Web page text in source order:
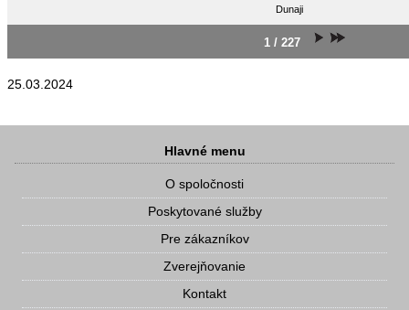
Dunaji
1 / 227
25.03.2024
Hlavné menu
O spoločnosti
Poskytované služby
Pre zákazníkov
Zverejňovanie
Kontakt